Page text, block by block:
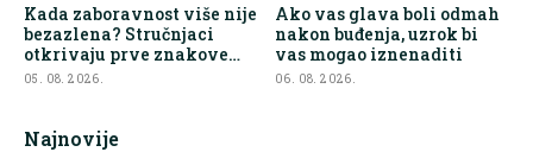
Kada zaboravnost više nije
bezazlena? Stručnjaci
otkrivaju prve znakove
demencije
05. 08. 2026.
Ako vas glava boli odmah
nakon buđenja, uzrok bi
vas mogao iznenaditi
06. 08. 2026.
Najnovije